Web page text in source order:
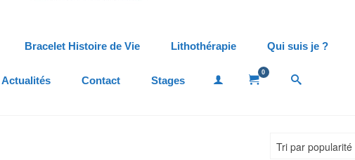
Bracelet Histoire de Vie Lithothérapie Qui suis je ?
Actualités Contact Stages
0
Tri par popularité